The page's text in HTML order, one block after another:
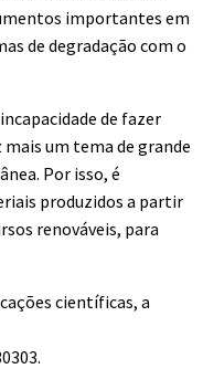
importantes em
de degradação com o
de fazer
um tema de grande
Por isso, é
produzidos a partir
renováveis, para
científicas, a